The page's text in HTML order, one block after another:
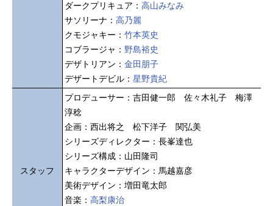
ダークプリキュア： 高山みなみ
サソリーナ： 高乃麗
クモジャキー： 竹本英史
コブラージャ： 野島裕史
デザトリアン： 金田朋子
デザートデビル： 星野貴紀
スタッフ
プロデューサー：吉田健一郎 佐々木礼子 梅澤
淳稔
企画：西出将之 松下洋子 関弘美
シリーズディレクター：長峯達也
シリーズ構成：山田隆司
キャラクターデザイン：馬越嘉彦
美術デザイン：増田竜太郎
音楽： 高梨康治